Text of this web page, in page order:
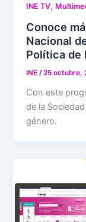
INE TV,
Conoce
Nacional
Política de
INE/25 octubre,
Con este
de la
género.